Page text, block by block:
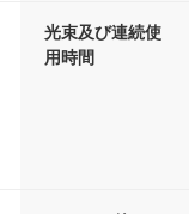
光束及び連続使
用時間